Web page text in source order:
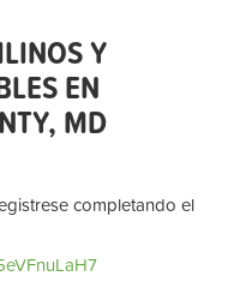
Y
EN
MD
completando el